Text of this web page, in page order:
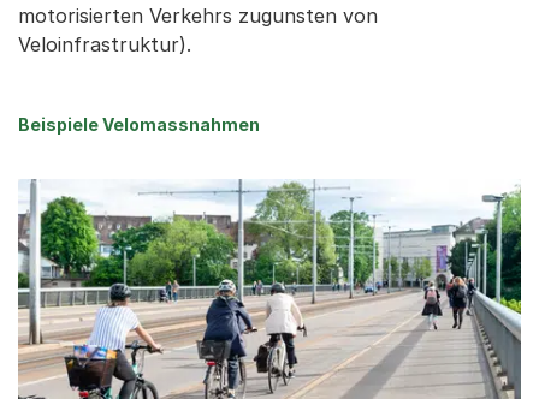
motorisierten Verkehrs zugunsten von
Veloinfrastruktur).
Beispiele Velomassnahmen